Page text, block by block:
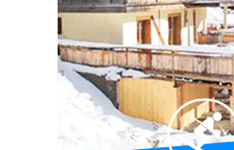
#Ep9 VLOG : UN
SPORTIHOME !
07:21
#Ep10 VLOG : UN
PARIS !
07:37
#Ep11 VLOG : SÉJOUR
ET AU LAC
05:55